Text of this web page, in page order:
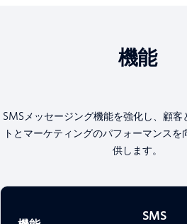
機能
SMSメッセージング機能を強化し、顧客
トとマーケティングのパフォーマンスを
供します。
SMS